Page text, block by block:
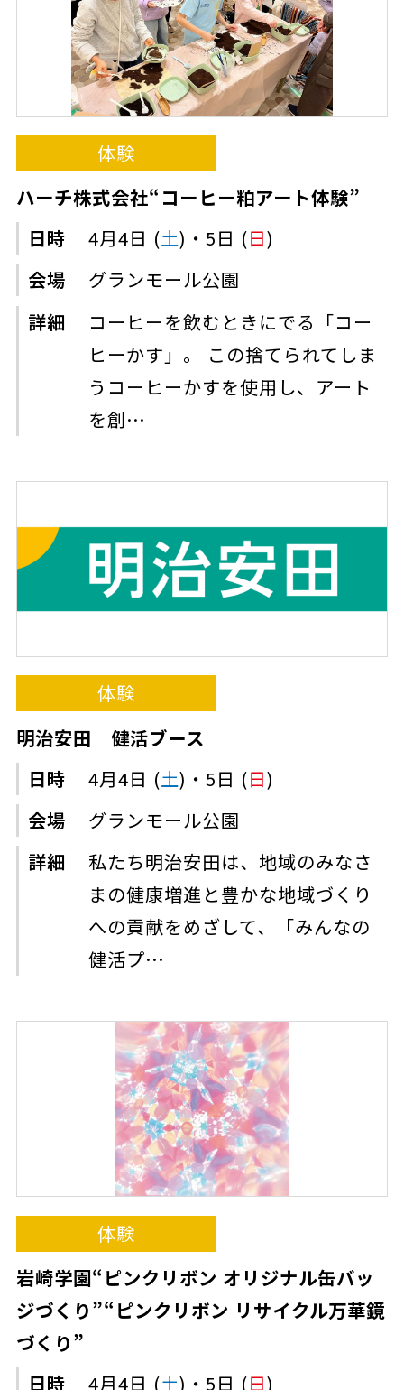
体験
ハーチ株式会社“コーヒー粕アート体験”
日時 4月4日 (土)・5日 (日)
会場
グランモール公園
詳細
コーヒーを飲むときにでる「コー
ヒーかす」。 この捨てられてしま
うコーヒーかすを使用し、アート
を創…
体験
明治安田 健活ブース
日時 4月4日 (土)・5日 (日)
会場
グランモール公園
詳細
私たち明治安田は、地域のみなさ
まの健康増進と豊かな地域づくり
への貢献をめざして、「みんなの
健活プ…
体験
岩崎学園“ピンクリボン オリジナル缶バッ
ジづくり”“ピンクリボン リサイクル万華鏡
づくり”
日時 4月4日 (土)・5日 (日)